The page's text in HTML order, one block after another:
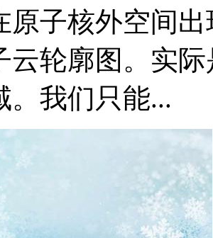
原子核外空间
云轮廓图。实
。我们只能...